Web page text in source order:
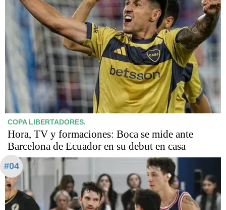
COPA LIBERTADORES.
Hora, TV y formaciones: Boca se mide ante
Barcelona de Ecuador en su debut en casa
#04